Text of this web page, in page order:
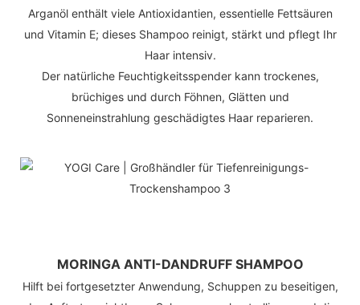
Arganöl enthält viele Antioxidantien, essentielle Fettsäuren
und Vitamin E; dieses Shampoo reinigt, stärkt und pflegt Ihr
Haar intensiv.
Der natürliche Feuchtigkeitsspender kann trockenes,
brüchiges und durch Föhnen, Glätten und
Sonneneinstrahlung geschädigtes Haar reparieren.
MORINGA ANTI-DANDRUFF SHAMPOO
Hilft bei fortgesetzter Anwendung, Schuppen zu beseitigen,